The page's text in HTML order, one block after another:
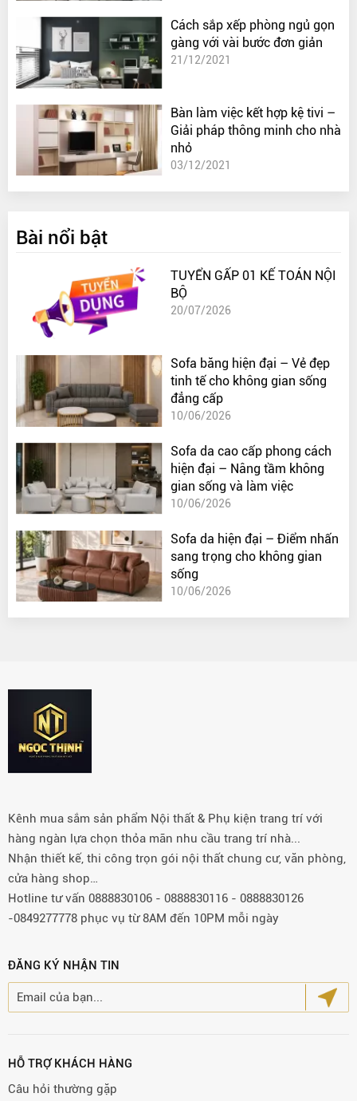
Cách sắp xếp phòng ngủ gọn
gàng với vài bước đơn giản
21/12/2021
Bàn làm việc kết hợp kệ tivi –
Giải pháp thông minh cho nhà
nhỏ
03/12/2021
Bài nổi bật
TUYỂN GẤP 01 KẾ TOÁN NỘI
BỘ
20/07/2026
Sofa băng hiện đại – Vẻ đẹp
tinh tế cho không gian sống
đẳng cấp
10/06/2026
Sofa da cao cấp phong cách
hiện đại – Nâng tầm không
gian sống và làm việc
10/06/2026
Sofa da hiện đại – Điểm nhấn
sang trọng cho không gian
sống
10/06/2026
Kênh mua sắm sản phẩm Nội thất & Phụ kiện trang trí với
hàng ngàn lựa chọn thỏa mãn nhu cầu trang trí nhà...
Nhận thiết kế, thi công trọn gói nội thất chung cư, văn phòng,
cửa hàng shop…
Hotline tư vấn 0888830106 - 0888830116 - 0888830126
-0849277778 phục vụ từ 8AM đến 10PM mỗi ngày
ĐĂNG KÝ NHẬN TIN
HỖ TRỢ KHÁCH HÀNG
Câu hỏi thường gặp